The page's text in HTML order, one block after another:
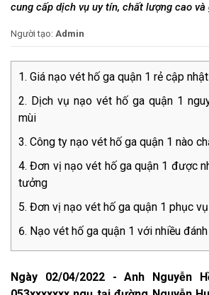
cung cấp dịch vụ uy tín, chất lượng cao
Người tạo: Admin
Giá nạo vét hố ga quận 1 rẻ cập
Dịch vụ nạo vét hố ga quận 1
mùi
Công ty nạo vét hố ga quận 1 nào
Đơn vị nạo vét hố ga quận 1 được
tưởng
Đơn vị nạo vét hố ga quận 1 phục
Nạo vét hố ga quận 1 với nhiều
Ngày 02/04/2022 - Anh Nguyễn